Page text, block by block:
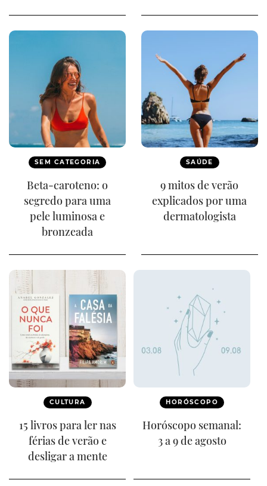
SEM CATEGORIA
Beta-caroteno: o
segredo para uma
pele luminosa e
bronzeada
SAÚDE
9 mitos de verão
explicados por uma
dermatologista
CULTURA
15 livros para ler nas
férias de verão e
desligar a mente
HORÓSCOPO
Horóscopo semanal:
3 a 9 de agosto